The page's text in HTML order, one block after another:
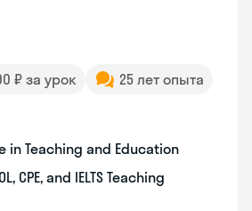
₽ за урок
25 лет опыта
in Teaching and Education
CPE, and IELTS Teaching